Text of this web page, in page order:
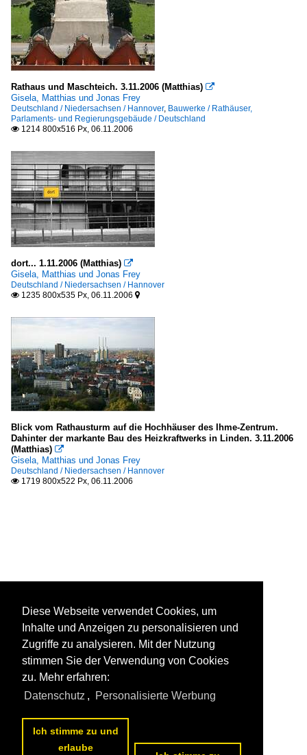
Rathaus und Maschteich. 3.11.2006 (Matthias) 
Gisela, Matthias und Jonas Frey
Deutschland / Niedersachsen / Hannover, Bauwerke / Rathäuser,
Parlaments- und Regierungsgebäude / Deutschland
 1214 800x516 Px, 06.11.2006
dort... 1.11.2006 (Matthias) 
Gisela, Matthias und Jonas Frey
Deutschland / Niedersachsen / Hannover
 1235 800x535 Px, 06.11.2006 
Blick vom Rathausturm auf die Hochhäuser des Ihme-Zentrum.
Dahinter der markante Bau des Heizkraftwerks in Linden. 3.11.2006
(Matthias) 
Gisela, Matthias und Jonas Frey
Deutschland / Niedersachsen / Hannover
 1719 800x522 Px, 06.11.2006
Diese Webseite verwendet Cookies, um
Inhalte und Anzeigen zu personalisieren und
Zugriffe zu analysieren. Mit der Nutzung
stimmen Sie der Verwendung von Cookies
zu. Mehr erfahren:
Datenschutz , Personalisierte Werbung
Ich stimme zu und
erlaube